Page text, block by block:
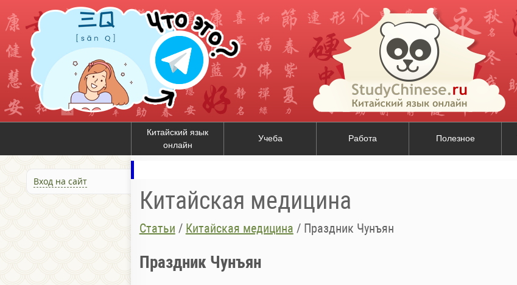
Китайский язык
онлайн
Учеба Работа Полезное
Вход на сайт
Китайская медицина
Статьи / Китайская медицина / Праздник Чунъян
Праздник Чунъян